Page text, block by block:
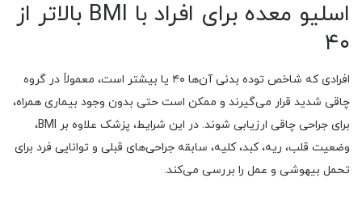
اسلیو معده برای افراد با BMI بالاتر از
۴۰
افرادی که شاخص توده بدنی آن‌ها ۴۰ یا بیشتر است، معمولاً در گروه
چاقی شدید قرار می‌گیرند و ممکن است حتی بدون وجود بیماری همراه،
برای جراحی چاقی ارزیابی شوند. در این شرایط، پزشک علاوه بر BMI،
وضعیت قلب، ریه، کبد، کلیه، سابقه جراحی‌های قبلی و توانایی فرد برای
تحمل بیهوشی و عمل را بررسی می‌کند.